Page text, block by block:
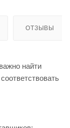
ОТЗЫВЫ
найти